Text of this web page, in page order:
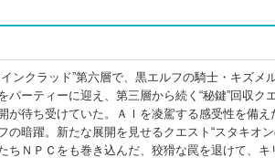
インクラッド”第六層で、黒エルフの騎士・キズ
パーティーに迎え、第三層から続く“秘鍵”回収
が待ち受けていた。ＡＩを凌駕する感受性を備
の暗躍。新たな展開を見せるクエスト“スタキオ
ちＮＰＣをも巻き込んだ、狡猾な罠を退けて、